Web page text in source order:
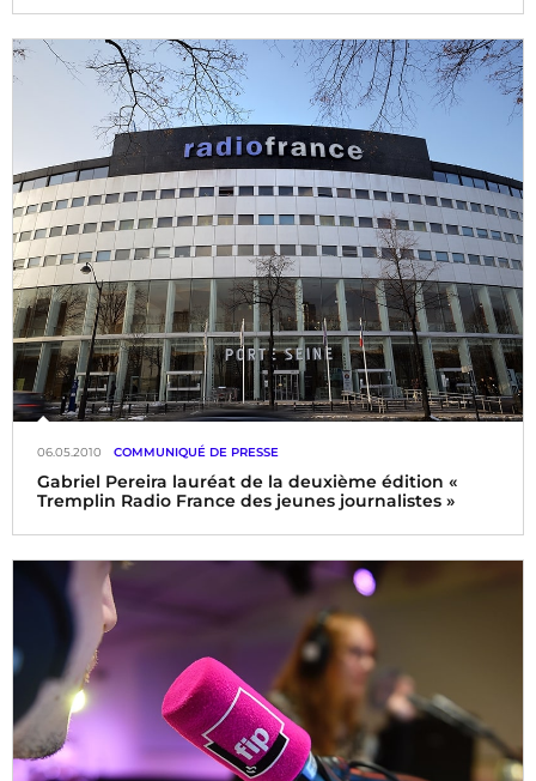
Du mercredi 12 au dimanche 16 mai 2010, Radio France
soutient la création électronique numérique et
indépendante.
Gabriel Pereira lauréat de la deuxième édition «
Tremplin Radio France des jeunes journalistes »
06.05.2010 COMMUNIQUÉ DE PRESSE
Suite au succès de la première édition 2009, Radio France
a renouvelé cette année l’opération « Tremplin Radio
France des jeunes journalistes » auprès des treize écoles de
journalisme reconnues par la profession.